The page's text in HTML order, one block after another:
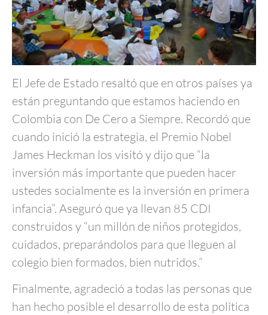
El Jefe de Estado resaltó que en otros países ya
están preguntando que estamos haciendo en
Colombia con De Cero a Siempre. Recordó que
cuando inició la estrategia, el Premio Nobel
James Heckman los visitó y dijo que “la
inversión más importante que pueden hacer
ustedes socialmente es la inversión en primera
infancia”. Aseguró que ya llevan 85 CDI
construidos y “un millón de niños protegidos,
cuidados, preparándolos para que lleguen al
colegio bien formados, bien nutridos.”
Finalmente, agradeció a todas las personas que
han hecho posible el desarrollo de esta política